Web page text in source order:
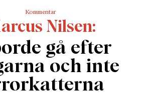
Kommentar
Nilsen
gå efter
och inte